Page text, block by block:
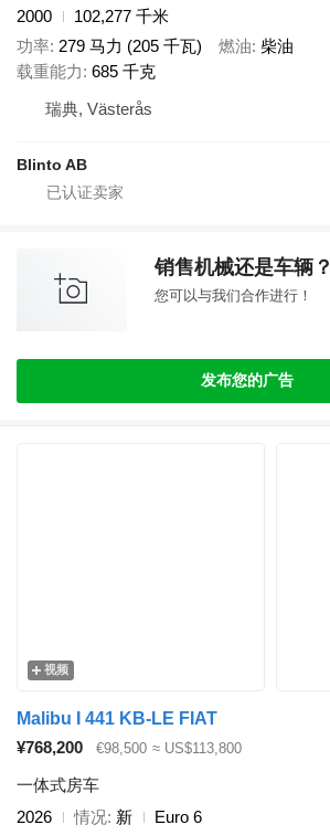
2000
102,277 千米
功率 279 马力 (205 千瓦) 燃油 柴油
载重能力 685 千克
瑞典, Västerås
Blinto AB
销售机械还是车辆？
您可以与我们合作进行！
发布您的广告
视频
Malibu I 441 KB-LE FIAT
¥768,200
€98,500 ≈ US$113,800
一体式房车
2026
情况 新
Euro 6